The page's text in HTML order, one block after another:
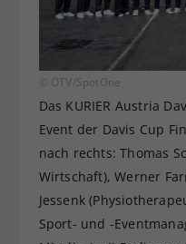
© ÖTV/SpotOne
Das KURIER Austria
Event der Davis Cup
nach rechts: Thomas
Wirtschaft), Werner
Jessenk
Sport- und -